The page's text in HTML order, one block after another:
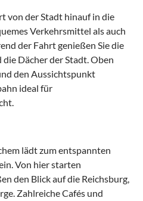
von der Stadt hinauf in die
Verkehrsmittel als auch
der Fahrt genießen Sie die
Dächer der Stadt. Oben
den Aussichtspunkt
ideal für
lädt zum entspannten
Von hier starten
den Blick auf die Reichsburg,
Zahlreiche Cafés und